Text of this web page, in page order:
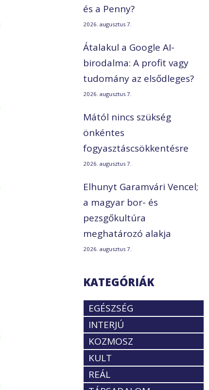
és a Penny?
2026. augusztus 7.
Átalakul a Google AI-
birodalma: A profit vagy
tudomány az elsődleges?
2026. augusztus 7.
Mától nincs szükség
önkéntes
fogyasztáscsökkentésre
2026. augusztus 7.
Elhunyt Garamvári Vencel;
a magyar bor- és
pezsgőkultúra
meghatározó alakja
2026. augusztus 7.
KATEGÓRIÁK
EGÉSZSÉG
INTERJÚ
KOZMOSZ
KULT
REÁL